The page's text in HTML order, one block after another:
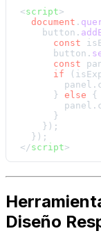
<script>
document .
    button.
const
      button.
const
if
        panel.
      }
else {
        panel.
      }
    });
</script>
Diseño